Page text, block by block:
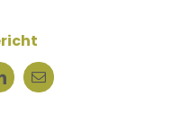
LinkedIn
E-
mail